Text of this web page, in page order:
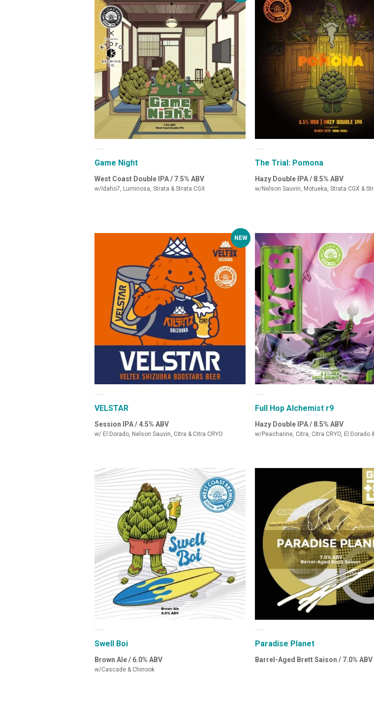
Game Night
West Coast Double IPA / 7.5% ABV
w/Idaho7, Luminosa, Strata & Strata CGX
The Trial: Pomona
Hazy Double IPA / 8.5% ABV
w/Nelson Sauvin, Motueka, Strata CGX &
VELSTAR
Session IPA / 4.5% ABV
w/ El Dorado, Nelson Sauvin, Citra & Citra CRYO
Full Hop Alchemist r9
Hazy Double IPA / 8.5% ABV
w/Peacharine, Citra, Citra CRYO, El Dorado
Swell Boi
Brown Ale / 6.0% ABV
w/Cascade & Chinook
Paradise Planet
Barrel-Aged Brett Saison / 7.0% ABV